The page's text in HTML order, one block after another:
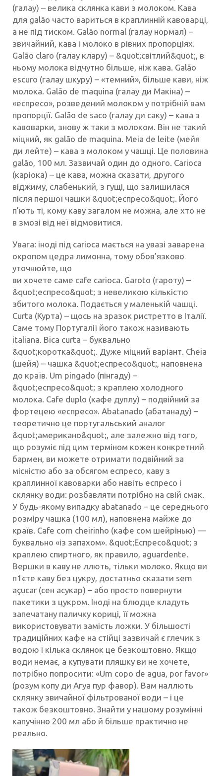
(галау) – велика склянка кави з молоком. Кава
для galão часто вариться в краплинній кавоварці,
а не під тиском. Galão normal (галау нормал) –
звичайний, кава і молоко в рівних пропорціях.
Galão claro (галау клару) – &quot;світлий&quot;, в
ньому молока відчутно більше, ніж кава. Galão
escuro (галау шкуру) – «темний», більше кави, ніж
молока. Galão de maquina (галау ди Макіна) –
«еспресо», розведений молоком у потрібній вам
пропорції. Galão de saco (галау ди саку) – кава з
кавоварки, знову ж таки з молоком. Він не такий
міцний, як galão de maquina. Meia de leite (мейя
ди лейте) – кава з молоком у чашці. Це половина
galão, 100 мл. Зазвичай один до одного. Carioca
(каріока) – це кава, можна сказати, другого
віджиму, слабенький, з гущі, що залишилася
після першої чашки &quot;еспресо&quot;. Його
п’ють ті, кому каву загалом не можна, але хто не
в змозі від неї відмовитися.
Увага: іноді під carioca мається на увазі заварена
окропом цедра лимонна, тому обов’язково
уточнюйте, що
ви хочете саме cafe carioca. Garoto (гароту) –
&quot;еспресо&quot; з невеликою кількістю
збитого молока. Подається у маленькій чашці.
Curta (Курта) – щось на зразок ристретто в Італії.
Саме тому Португалії його також називають
italiana. Bica curta – буквально
&quot;коротка&quot;. Дуже міцний варіант. Cheia
(шейя) – чашка &quot;еспресо&quot;, наповнена
до країв. Um pingado (пінгаду) –
&quot;еспресо&quot; з краплею холодного
молока. Cafe duplo (кафе дуплу) – подвійний за
фортецею «еспресо». Аbatanado (абатанаду) –
теоретично це португальський аналог
&quot;американо&quot;, але залежно від того,
що розуміє під цим терміном кожен конкретний
бармен, ви можете отримати подвійний за
місністю або за обсягом еспресо, каву з
краплинної кавоварки або навіть еспресо і
склянку води: розбавляти потрібно на свій смак.
У будь-якому випадку abatanado – це середнього
розміру чашка (100 мл), наповнена майже до
країв. Cafe com cheirinho (кафе сом шейрінью) —
буквально «із запахом». &quot;Еспресо&quot; з
краплею спиртного, як правило, aguardente.
Вершки в каву не ллють, тільки молоко. Якщо ви
п1єте каву без цукру, достатньо сказати sem
açucar (сен асукар) – або просто повернути
пакетики з цукром. Іноді на блюдце кладуть
запечатану паличку кориці, її можна
використовувати замість ложки. У більшості
традиційних кафе на стійці зазвичай є глечик з
водою і кілька склянок це безкоштовно. Якщо
води немає, а купувати пляшку ви не хочете,
потрібно попросити: «Um copo de agua, por favor»
(розум копу ди Агуа пур фавор). Вам наллють
склянку звичайної фільтрованої води – і це
також безкоштовно. Знайти у нашому розумінні
капучінно 200 мл або й більше практично не
реально.